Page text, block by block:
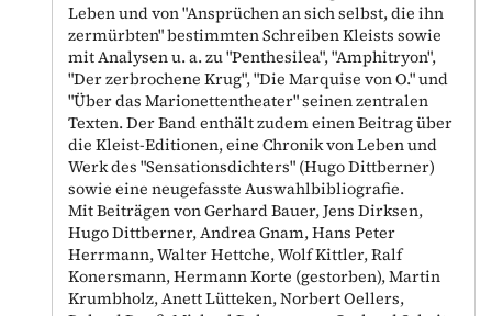
Leben und von "Ansprüchen an sich selbst, die ihn
zermürbten" bestimmten Schreiben Kleists sowie
mit Analysen u. a. zu "Penthesilea", "Amphitryon",
"Der zerbrochene Krug", "Die Marquise von O." und
"Über das Marionettentheater" seinen zentralen
Texten. Der Band enthält zudem einen Beitrag über
die Kleist-Editionen, eine Chronik von Leben und
Werk des "Sensationsdichters" (Hugo Dittberner)
sowie eine neugefasste Auswahlbibliografie.
Mit Beiträgen von Gerhard Bauer, Jens Dirksen,
Hugo Dittberner, Andrea Gnam, Hans Peter
Herrmann, Walter Hettche, Wolf Kittler, Ralf
Konersmann, Hermann Korte (gestorben), Martin
Krumbholz, Anett Lütteken, Norbert Oellers,